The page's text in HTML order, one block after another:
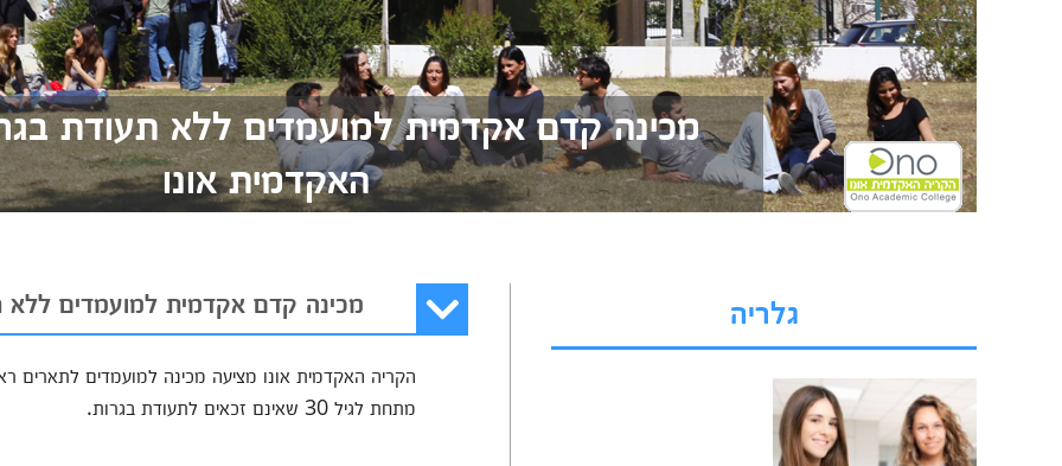
מכינה קדם אקדמית למועמדים ללא תעודת
האקדמית אונו
גלריה מכינה קדם אקדמית למועמדים ללא
הקריה האקדמית אונו מציעה מכינה למועמדים לתארים
מתחת לגיל 30 שאינם זכאים לתעודת בגרות.